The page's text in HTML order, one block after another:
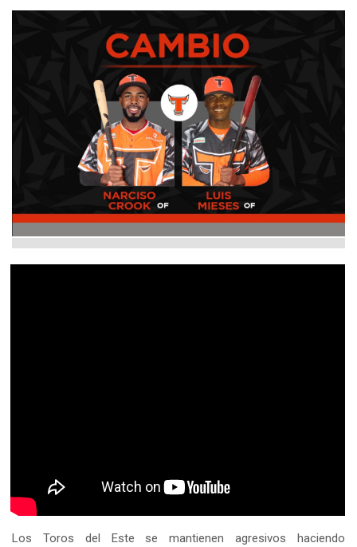
Los Toros del Este se mantienen agresivos haciendo